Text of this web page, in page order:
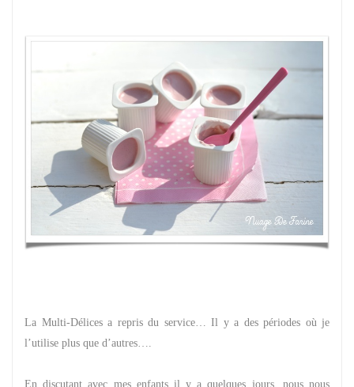
La Multi-Délices a repris du service… Il y a des périodes où je
l’utilise plus que d’autres….
En discutant avec mes enfants il y a quelques jours, nous nous